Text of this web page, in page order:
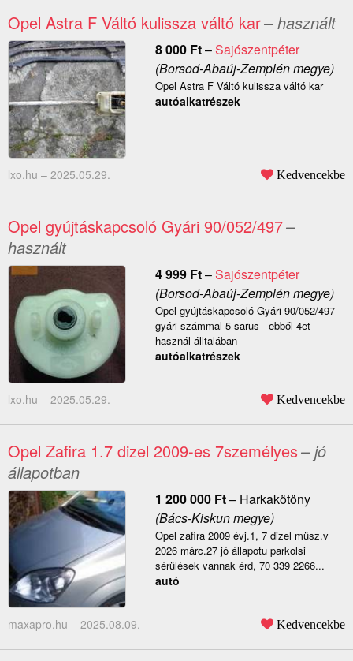
Opel Astra F Váltó kulissza váltó kar– használt
8 000 Ft–Sajószentpéter
(Borsod-Abaúj-Zemplén megye)
Opel Astra F Váltó kulissza váltó kar
autóalkatrészek
lxo.hu – 2025.05.29. Kedvencekbe
Opel gyújtáskapcsoló Gyári 90/052/497–
használt
4 999 Ft–Sajószentpéter
(Borsod-Abaúj-Zemplén megye)
Opel gyújtáskapcsoló Gyári 90/052/497 -
gyári számmal 5 sarus - ebből 4et
használ álltalában
autóalkatrészek
lxo.hu – 2025.05.29. Kedvencekbe
Opel Zafira 1.7 dizel 2009-es 7személyes– jó
állapotban
1 200 000 Ft– Harkakötöny
(Bács-Kiskun megye)
Opel zafira 2009 évj.1, 7 dizel müsz.v
2026 márc.27 jó állapotu parkolsi
sérülések vannak érd, 70 339 2266...
autó
maxapro.hu – 2025.08.09. Kedvencekbe